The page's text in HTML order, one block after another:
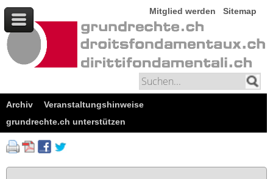
Mitglied werden Sitemap
Archiv
Veranstaltungshinweise
grundrechte.ch unterstützen